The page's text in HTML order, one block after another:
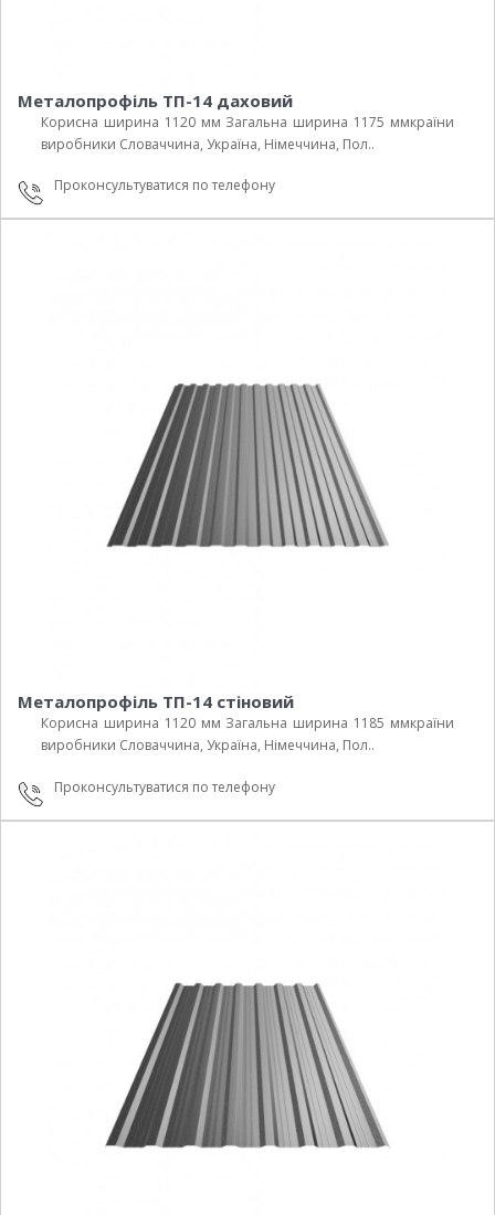
Металопрофіль ТП-14 даховий
Корисна ширина 1120 мм Загальна ширина 1175 ммкраїни
виробники Cловаччина, Україна, Німеччина, Пол..
Проконсультуватися по телефону
Металопрофіль ТП-14 стіновий
Корисна ширина 1120 мм Загальна ширина 1185 ммкраїни
виробники Cловаччина, Україна, Німеччина, Пол..
Проконсультуватися по телефону